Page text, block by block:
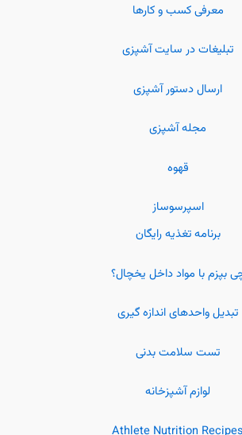
معرفی کسب و کارها
تبلیغات در سایت آشپزی
ارسال دستور آشپزی
مجله آشپزی
قهوه
اسپرسوساز
برنامه تغذیه رایگان
بپزم با مواد داخل یخچال؟
تبدیل واحدهای اندازه گیری
تست سلامت بدنی
لوازم آشپزخانه